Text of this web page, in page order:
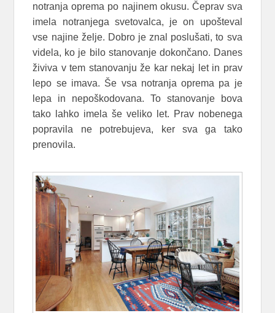
notranja oprema po najinem okusu. Čeprav sva
imela notranjega svetovalca, je on upošteval
vse najine želje. Dobro je znal poslušati, to sva
videla, ko je bilo stanovanje dokončano. Danes
živiva v tem stanovanju že kar nekaj let in prav
lepo se imava. Še vsa notranja oprema pa je
lepa in nepoškodovana. To stanovanje bova
tako lahko imela še veliko let. Prav nobenega
popravila ne potrebujeva, ker sva ga tako
prenovila.